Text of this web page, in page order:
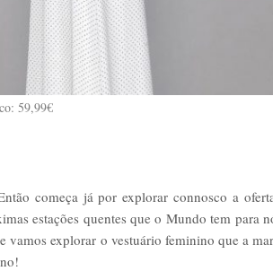
59,99€
começa já por explorar connosco a
estações quentes que o Mundo tem para
vamos explorar o vestuário feminino que a